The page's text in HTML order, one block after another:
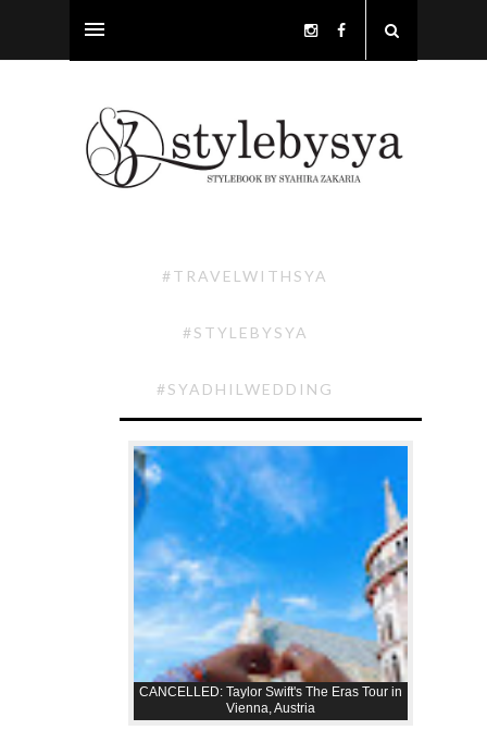
#TRAVELWITHSYA
#STYLEBYSYA
#SYADHILWEDDING
CANCELLED: Taylor Swift's The Eras Tour in
Vienna, Austria